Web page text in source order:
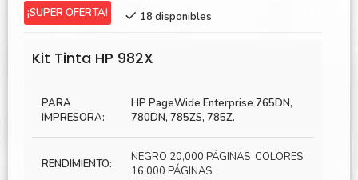
original
¡SUPER OFERTA! 18 disponibles
Kit Tinta HP 982X
PARA
IMPRESORA:
HP PageWide Enterprise 765DN,
780DN, 785ZS, 785Z.
RENDIMIENTO:
NEGRO 20,000 PÁGINAS COLORES
16,000 PÁGINAS